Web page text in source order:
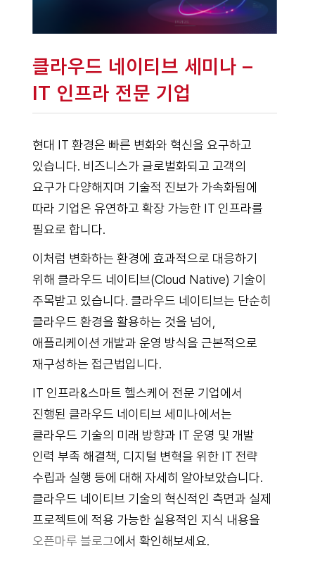
클라우드 네이티브 세미나 –
IT 인프라 전문 기업
현대 IT 환경은 빠른 변화와 혁신을 요구하고
있습니다. 비즈니스가 글로벌화되고 고객의
요구가 다양해지며 기술적 진보가 가속화됨에
따라 기업은 유연하고 확장 가능한 IT 인프라를
필요로 합니다.
이처럼 변화하는 환경에 효과적으로 대응하기
위해 클라우드 네이티브(Cloud Native) 기술이
주목받고 있습니다. 클라우드 네이티브는 단순히
클라우드 환경을 활용하는 것을 넘어,
애플리케이션 개발과 운영 방식을 근본적으로
재구성하는 접근법입니다.
IT 인프라&스마트 헬스케어 전문 기업에서
진행된 클라우드 네이티브 세미나에서는
클라우드 기술의 미래 방향과 IT 운영 및 개발
인력 부족 해결책, 디지털 변혁을 위한 IT 전략
수립과 실행 등에 대해 자세히 알아보았습니다.
클라우드 네이티브 기술의 혁신적인 측면과 실제
프로젝트에 적용 가능한 실용적인 지식 내용을
오픈마루 블로그에서 확인해보세요.